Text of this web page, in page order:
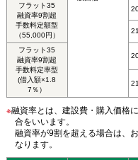
フラット35
融資率9割超
手数料定額型
（55,000円）
フラット35
融資率9割超
手数料定率型
(借入額×1.8
7％）
※融資率とは、建設費・購入価格
合をいいます。
融資率が9割を超える場合は、
なります。